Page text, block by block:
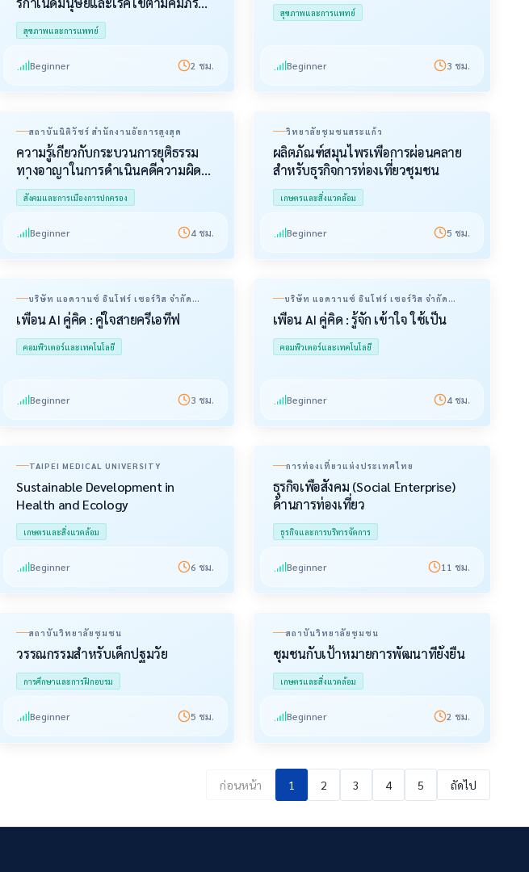
ศิลา
สุขภาพและการแพทย์
Beginner 2 ชม.
สุขภาพและการแพทย์
Beginner 3 ชม.
สถาบันนิติวัชร์ สำนักงานอัยการสูงสุด
ความรู้เกี่ยวกับกระบวนการยุติธรรม
ทางอาญาในการดำเนินคดีความผิด
เกี่ยวกับทรัพย์
สังคมและการเมืองการปกครอง
Beginner 4 ชม.
วิทยาลัยชุมชนสระแก้ว
ผลิตภัณฑ์สมุนไพรเพื่อการผ่อนคลาย
สำหรับธุรกิจการท่องเที่ยวชุมชน
เกษตรและสิ่งแวดล้อม
Beginner 5 ชม.
บริษัท แอดวานซ์ อินโฟร์ เซอร์วิส จำกัด
(มหาชน)
เพื่อน AI คู่คิด : คู่ใจสายครีเอทีฟ
คอมพิวเตอร์และเทคโนโลยี
Beginner 3 ชม.
บริษัท แอดวานซ์ อินโฟร์ เซอร์วิส จำกัด
(มหาชน)
เพื่อน AI คู่คิด : รู้จัก เข้าใจ ใช้เป็น
คอมพิวเตอร์และเทคโนโลยี
Beginner 4 ชม.
TAIPEI MEDICAL UNIVERSITY
Sustainable Development in
Health and Ecology
เกษตรและสิ่งแวดล้อม
Beginner 6 ชม.
การท่องเที่ยวแห่งประเทศไทย
ธุรกิจเพื่อสังคม (Social Enterprise)
ด้านการท่องเที่ยว
ธุรกิจและการบริหารจัดการ
Beginner 11 ชม.
สถาบันวิทยาลัยชุมชน
วรรณกรรมสำหรับเด็กปฐมวัย
การศึกษาและการฝึกอบรม
Beginner 5 ชม.
สถาบันวิทยาลัยชุมชน
ชุมชนกับเป้าหมายการพัฒนาที่ยั่งยืน
เกษตรและสิ่งแวดล้อม
Beginner 2 ชม.
ก่อนหน้า 1 2 3 4 5 ถัดไป